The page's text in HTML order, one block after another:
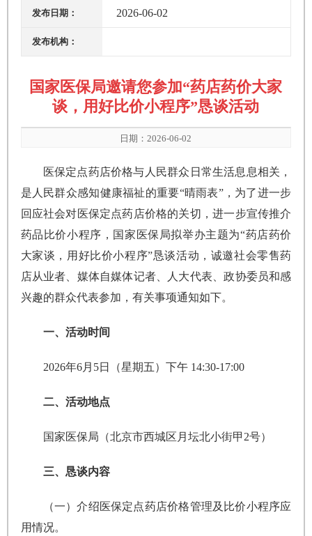
发布日期： 2026-06-02
发布机构：
国家医保局邀请您参加“药店药价大家
谈，用好比价小程序”恳谈活动
日期：2026-06-02
医保定点药店价格与人民群众日常生活息息相关，
是人民群众感知健康福祉的重要“晴雨表”，为了进一步
回应社会对医保定点药店价格的关切，进一步宣传推介
药品比价小程序，国家医保局拟举办主题为“药店药价
大家谈，用好比价小程序”恳谈活动，诚邀社会零售药
店从业者、媒体自媒体记者、人大代表、政协委员和感
兴趣的群众代表参加，有关事项通知如下。
一、活动时间
2026年6月5日（星期五）下午 14:30-17:00
二、活动地点
国家医保局（北京市西城区月坛北小街甲2号）
三、恳谈内容
（一）介绍医保定点药店价格管理及比价小程序应
用情况。